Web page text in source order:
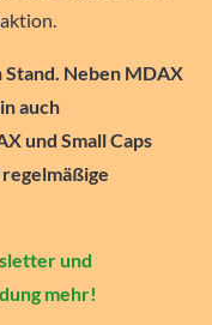
Stand. Neben MDAX
auch
und Small Caps
und
mehr!